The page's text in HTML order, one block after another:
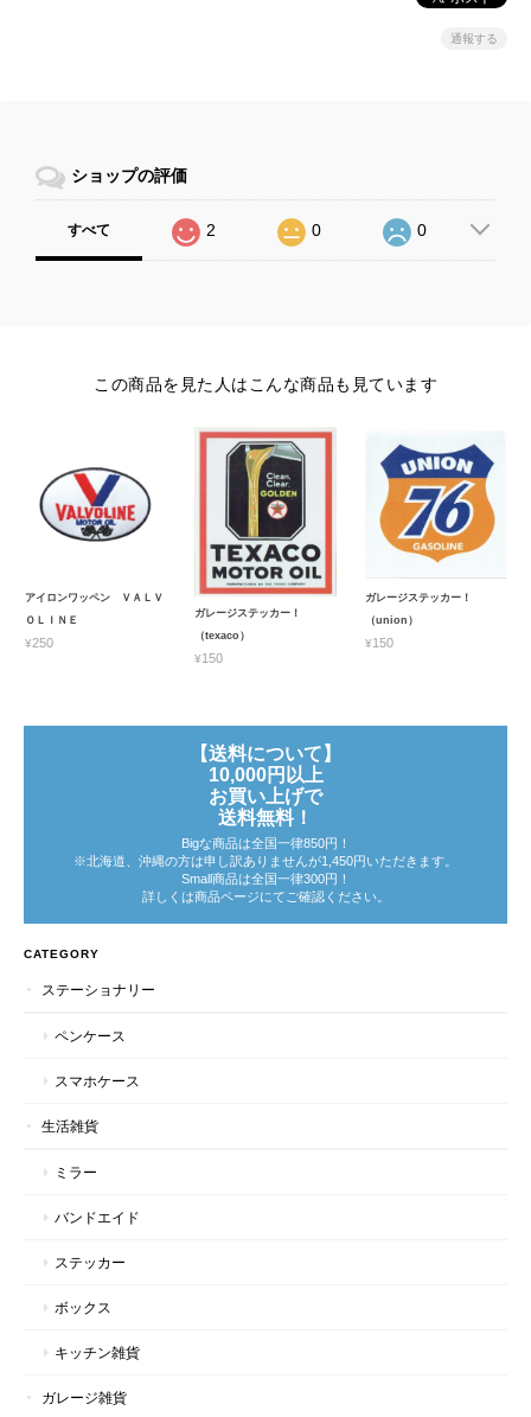
通報する
ショップの評価
すべて 2 0 0
この商品を見た人はこんな商品も見ています
アイロンワッペン ＶＡＬＶ
ＯＬＩＮＥ
¥250
ガレージステッカー！
（texaco）
¥150
ガレージステッカー！
（union）
¥150
【送料について】
10,000円以上
お買い上げで
送料無料！
Bigな商品は全国一律850円！
※北海道、沖縄の方は申し訳ありませんが1,450円いただきます。
Small商品は全国一律300円！
詳しくは商品ページにてご確認ください。
CATEGORY
ステーショナリー
ペンケース
スマホケース
生活雑貨
ミラー
バンドエイド
ステッカー
ボックス
キッチン雑貨
ガレージ雑貨